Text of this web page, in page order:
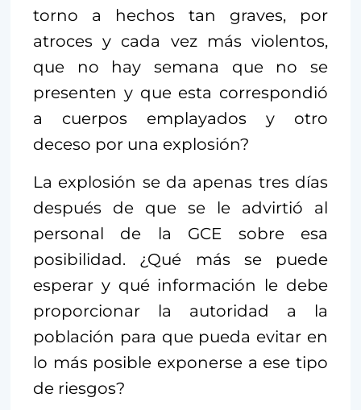
torno a hechos tan graves, por
atroces y cada vez más violentos,
que no hay semana que no se
presenten y que esta correspondió
a cuerpos emplayados y otro
deceso por una explosión?
La explosión se da apenas tres días
después de que se le advirtió al
personal de la GCE sobre esa
posibilidad. ¿Qué más se puede
esperar y qué información le debe
proporcionar la autoridad a la
población para que pueda evitar en
lo más posible exponerse a ese tipo
de riesgos?